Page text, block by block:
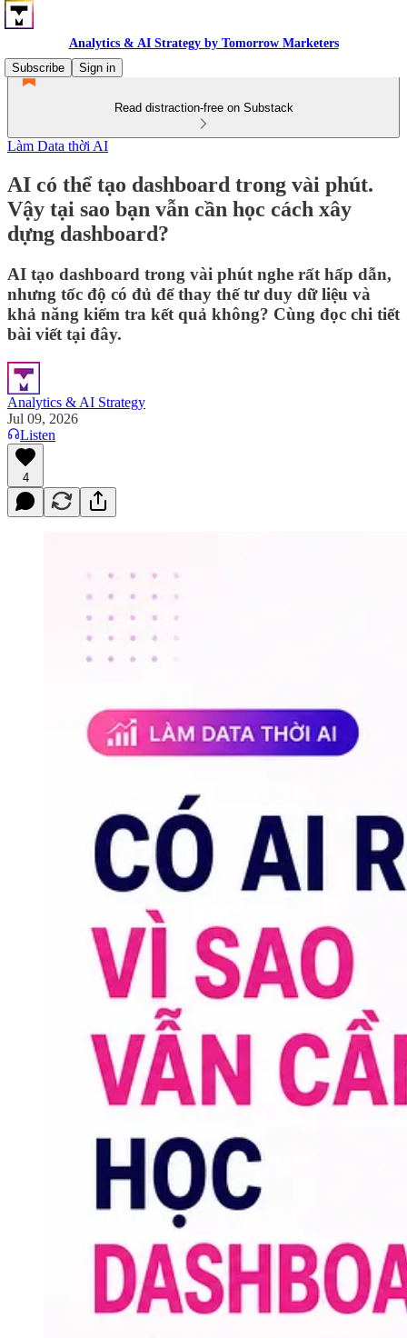
Analytics & AI Strategy by Tomorrow Marketers
Subscribe
Sign in
Read distraction-free on Substack
Làm Data thời AI
AI có thể tạo dashboard trong vài phút.
Vậy tại sao bạn vẫn cần học cách xây
dựng dashboard?
AI tạo dashboard trong vài phút nghe rất hấp dẫn,
nhưng tốc độ có đủ để thay thế tư duy dữ liệu và
khả năng kiểm tra kết quả không? Cùng đọc chi tiết
bài viết tại đây.
Analytics & AI Strategy
Jul 09, 2026
Listen
4